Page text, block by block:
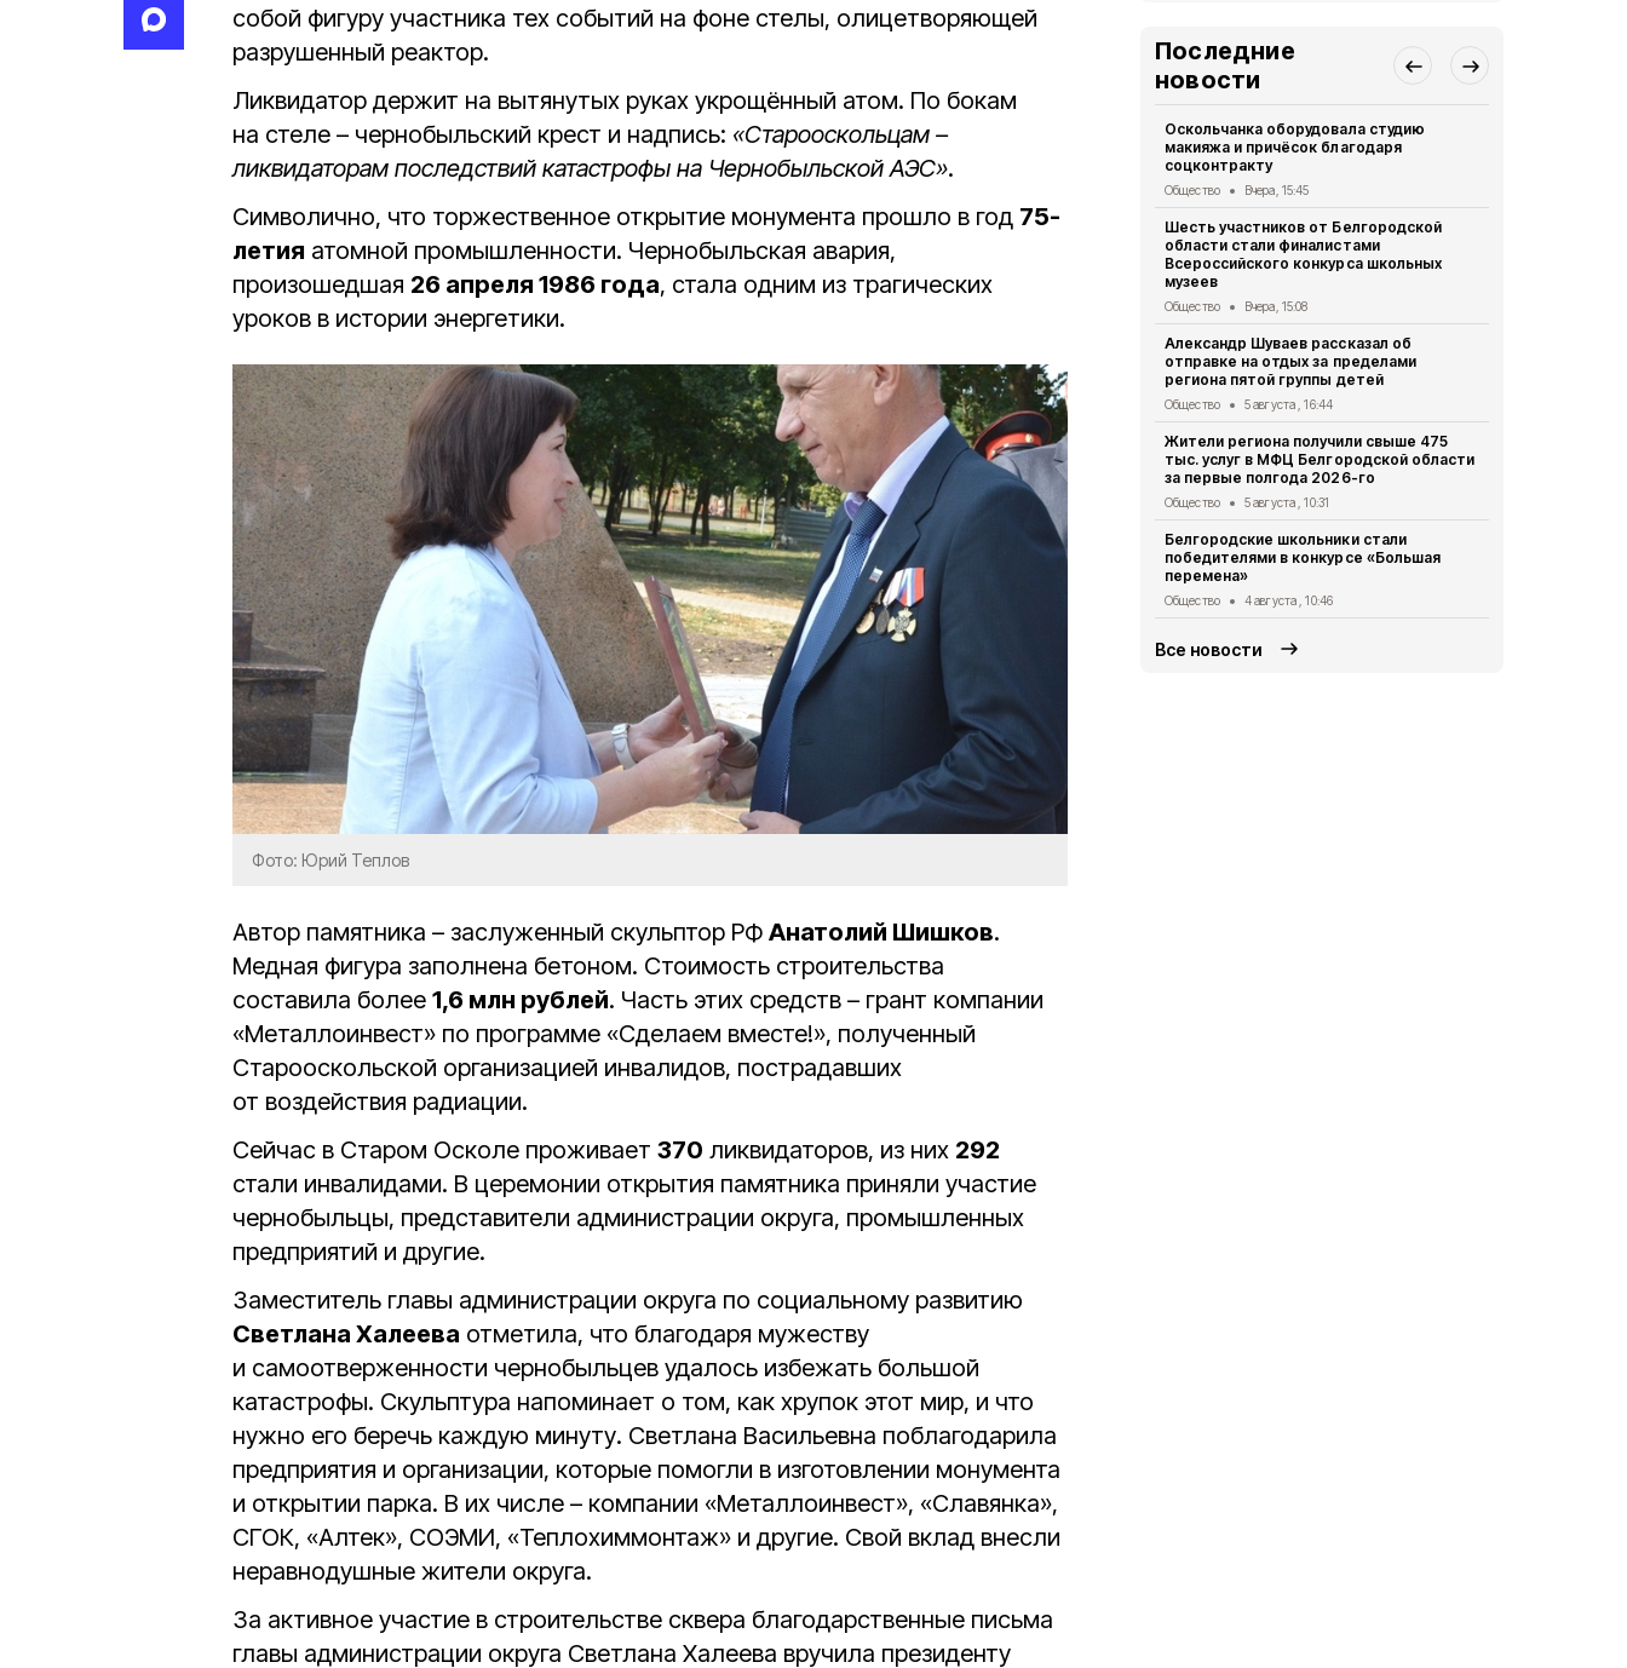
собой фигуру участника тех событий на фоне стелы, олицетворяющей
разрушенный реактор.
Ликвидатор держит на вытянутых руках укрощённый атом. По бокам
на стеле – чернобыльский крест и надпись: «Старооскольцам –
ликвидаторам последствий катастрофы на Чернобыльской АЭС».
Символично, что торжественное открытие монумента прошло в год 75-
летия атомной промышленности. Чернобыльская авария,
произошедшая 26 апреля 1986 года, стала одним из трагических
уроков в истории энергетики.
Фото: Юрий Теплов
Автор памятника – заслуженный скульптор РФ Анатолий Шишков.
Медная фигура заполнена бетоном. Стоимость строительства
составила более 1,6 млн рублей. Часть этих средств – грант компании
«Металлоинвест» по программе «Сделаем вместе!», полученный
Старооскольской организацией инвалидов, пострадавших
от воздействия радиации.
Сейчас в Старом Осколе проживает 370 ликвидаторов, из них 292
стали инвалидами. В церемонии открытия памятника приняли участие
чернобыльцы, представители администрации округа, промышленных
предприятий и другие.
Заместитель главы администрации округа по социальному развитию
Светлана Халеева отметила, что благодаря мужеству
и самоотверженности чернобыльцев удалось избежать большой
катастрофы. Скульптура напоминает о том, как хрупок этот мир, и что
нужно его беречь каждую минуту. Светлана Васильевна поблагодарила
предприятия и организации, которые помогли в изготовлении монумента
и открытии парка. В их числе – компании «Металлоинвест», «Славянка»,
СГОК, «Алтек», СОЭМИ, «Теплохиммонтаж» и другие. Свой вклад внесли
неравнодушные жители округа.
За активное участие в строительстве сквера благодарственные письма
главы администрации округа Светлана Халеева вручила президенту
Последние
новости
Оскольчанка оборудовала студию
макияжа и причёсок благодаря
соцконтракту
Общество Вчера, 15:45
Шесть участников от Белгородской
области стали финалистами
Всероссийского конкурса школьных
музеев
Общество Вчера, 15:08
Александр Шуваев рассказал об
отправке на отдых за пределами
региона пятой группы детей
Общество 5 августа , 16:44
Жители региона получили свыше 475
тыс. услуг в МФЦ Белгородской области
за первые полгода 2026-го
Общество 5 августа , 10:31
Белгородские школьники стали
победителями в конкурсе «Большая
перемена»
Общество 4 августа , 10:46
Все новости